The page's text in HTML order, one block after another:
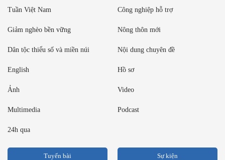
Tuần Việt Nam Công nghiệp hỗ trợ
Giảm nghèo bền vững Nông thôn mới
Dân tộc thiểu số và miền núi Nội dung chuyên đề
English Hồ sơ
Ảnh Video
Multimedia Podcast
24h qua
Tuyến bài Sự kiện